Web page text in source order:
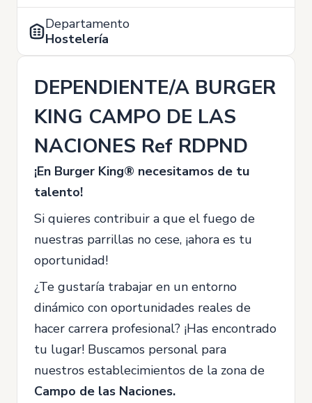
Departamento
Hostelería
DEPENDIENTE/A BURGER
KING CAMPO DE LAS
NACIONES Ref RDPND
¡En Burger King® necesitamos de tu
talento!
Si quieres contribuir a que el fuego de
nuestras parrillas no cese, ¡ahora es tu
oportunidad!
¿Te gustaría trabajar en un entorno
dinámico con oportunidades reales de
hacer carrera profesional? ¡Has encontrado
tu lugar! Buscamos personal para
nuestros establecimientos de la zona de
Campo de las Naciones.